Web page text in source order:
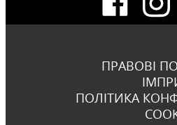
ПРАВОВІ
ПОЛІТИКА